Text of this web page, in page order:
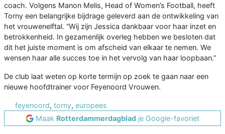
coach. Volgens Manon Melis, Head of Women’s Football, heeft
Torny een belangrijke bijdrage geleverd aan de ontwikkeling van
het vrouwenelftal. “Wij zijn Jessica dankbaar voor haar inzet en
betrokkenheid. In gezamenlijk overleg hebben we besloten dat
dit het juiste moment is om afscheid van elkaar te nemen. We
wensen haar alle succes toe in het vervolg van haar loopbaan.”
De club laat weten op korte termijn op zoek te gaan naar een
nieuwe hoofdtrainer voor Feyenoord Vrouwen.
feyenoord, torny, europees
Maak Rotterdammerdagblad je Google-favoriet